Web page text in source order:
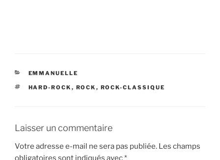
CATÉGORIES
EMMANUELLE
ÉTIQUETTES
HARD-ROCK , ROCK , ROCK-CLASSIQUE
Laisser un commentaire
Votre adresse e-mail ne sera pas publiée. Les champs
obligatoires sont indiqués avec*